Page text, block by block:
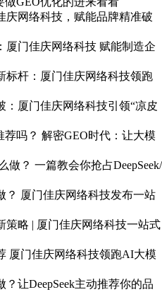
庆网络科技，赋能品牌精准破
厦门佳庆网络科技 赋能制造企
标杆：厦门佳庆网络科技领跑
厦门佳庆网络科技引领“凉皮
吗？ 解密GEO时代：让大模
做？ 一篇教会你抢占DeepSeek/
？ 厦门佳庆网络科技发布一站
略 | 厦门佳庆网络科技一站式
厦门佳庆网络科技领跑AI大模
让DeepSeek主动推荐你的品